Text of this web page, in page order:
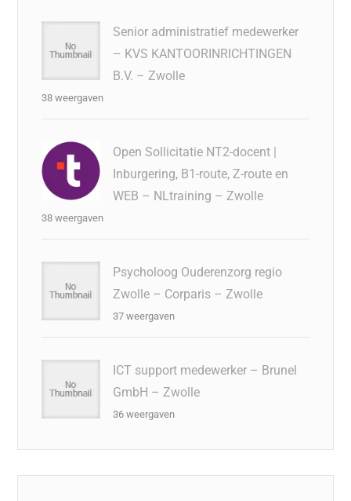
Senior administratief medewerker
– KVS KANTOORINRICHTINGEN
B.V. – Zwolle
38 weergaven
Open Sollicitatie NT2-docent |
Inburgering, B1-route, Z-route en
WEB – NLtraining – Zwolle
38 weergaven
Psycholoog Ouderenzorg regio
Zwolle – Corparis – Zwolle
37 weergaven
ICT support medewerker – Brunel
GmbH – Zwolle
36 weergaven